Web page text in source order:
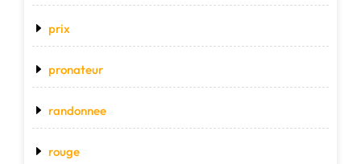
prix
pronateur
randonnee
rouge